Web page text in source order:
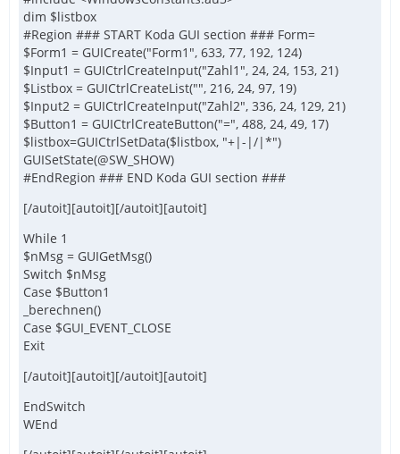
dim $listbox
#Region ### START Koda GUI section ### Form=
$Form1 = GUICreate("Form1", 633, 77, 192, 124)
$Input1 = GUICtrlCreateInput("Zahl1", 24, 24, 153, 21)
$Listbox = GUICtrlCreateList("", 216, 24, 97, 19)
$Input2 = GUICtrlCreateInput("Zahl2", 336, 24, 129, 21)
$Button1 = GUICtrlCreateButton("=", 488, 24, 49, 17)
$listbox=GUICtrlSetData($listbox, "+|-|/|*")
GUISetState(@SW_SHOW)
#EndRegion ### END Koda GUI section ###
[/autoit][autoit][/autoit][autoit]
While 1
$nMsg = GUIGetMsg()
Switch $nMsg
Case $Button1
_berechnen()
Case $GUI_EVENT_CLOSE
Exit
[/autoit][autoit][/autoit][autoit]
EndSwitch
WEnd